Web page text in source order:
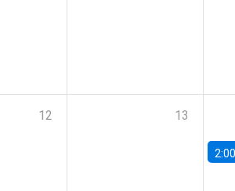
12 13